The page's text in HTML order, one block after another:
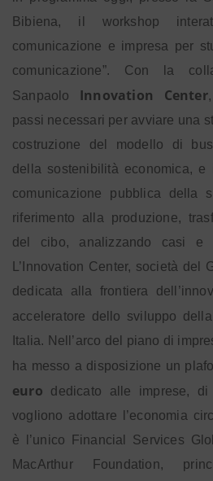
Bibiena, il workshop
comunicazione e impresa per
comunicazione”. Con la
Sanpaolo Innovation Center
passi necessari per avviare una
costruzione del modello di
della sostenibilità economica,
comunicazione pubblica della
riferimento alla produzione,
del cibo, analizzando casi e
L’Innovation Center, società del
dedicata alla frontiera
acceleratore dello sviluppo della
Italia. Nell’arco del piano di
ha messo a disposizione un
euro dedicato alle imprese,
vogliono adottare l’economia
è l’unico Financial Services
MacArthur Foundation,